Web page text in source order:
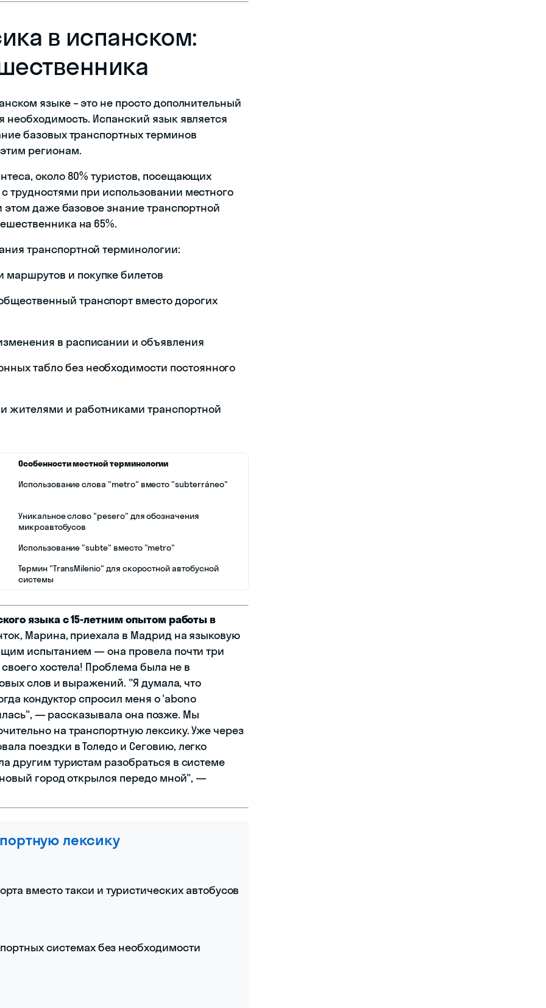
в испанском:
языке – это не просто дополнительный
Испанский язык является
базовых транспортных терминов
регионам.
около 80% туристов, посещающих
трудностями при использовании местного
даже базовое знание транспортной
на 65%.
транспортной терминологии:
и покупке билетов
транспорт вместо дорогих
в расписании и объявления
табло без необходимости постоянного
жителями и работниками транспортной
Особенности местной терминологии
Использование слова "metro" вместо "subterráneo"
Уникальное слово "pesero" для обозначения
микроавтобусов
Использование "subte" вместо "metro"
Термин "TransMilenio" для скоростной автобусной
системы
языка с 15-летним опытом работы в
Марина, приехала в Мадрид на языковую
испытанием — она провела почти три
хостела! Проблема была не в
слов и выражений. "Я думала, что
кондуктор спросил меня о 'abono
— рассказывала она позже. Мы
на транспортную лексику. Уже через
поездки в Толедо и Сеговию, легко
другим туристам разобраться в системе
город открылся передо мной", —
лексику
вместо такси и туристических автобусов
системах без необходимости